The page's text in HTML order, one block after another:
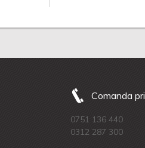
Comanda
0751 136 440
0312 287 300